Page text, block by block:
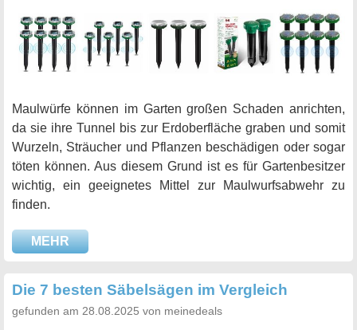
Maulwürfe können im Garten großen Schaden anrichten,
da sie ihre Tunnel bis zur Erdoberfläche graben und somit
Wurzeln, Sträucher und Pflanzen beschädigen oder sogar
töten können. Aus diesem Grund ist es für Gartenbesitzer
wichtig, ein geeignetes Mittel zur Maulwurfsabwehr zu
finden.
MEHR
Die 7 besten Säbelsägen im Vergleich
gefunden am 28.08.2025 von meinedeals